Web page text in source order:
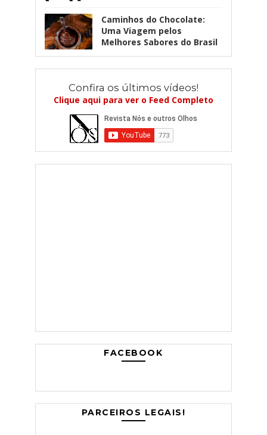
Caminhos do Chocolate:
Uma Viagem pelos
Melhores Sabores do Brasil
Confira os últimos vídeos!
Clique aqui para ver o Feed Completo
FACEBOOK
PARCEIROS LEGAIS!